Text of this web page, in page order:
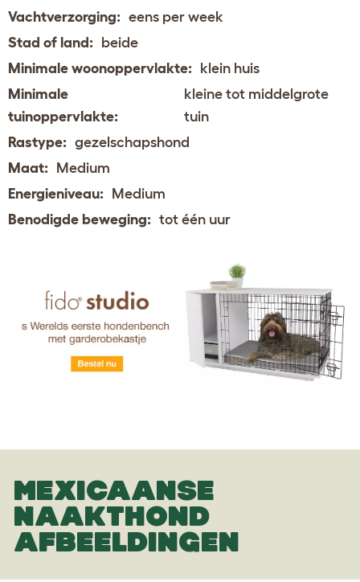
Vachtverzorging: eens per week
Stad of land: beide
Minimale woonoppervlakte: klein huis
Minimale
tuinoppervlakte:
kleine tot middelgrote
tuin
Rastype: gezelschapshond
Maat: Medium
Energieniveau: Medium
Benodigde beweging: tot één uur
MEXICAANSE
NAAKTHOND
AFBEELDINGEN